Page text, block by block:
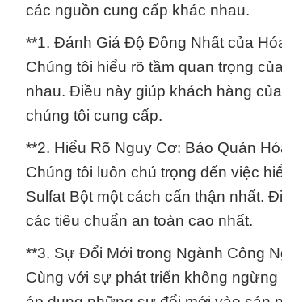
các nguồn cung cấp khác nhau.
**1. Đánh Giá Độ Đồng Nhất của
Chúng tôi hiểu rõ tầm quan trọng
nhau. Điều này giúp khách hàng
chúng tôi cung cấp.
**2. Hiểu Rõ Nguy Cơ: Bảo Quản
Chúng tôi luôn chú trọng đến việc
Sulfat Bột một cách cẩn thận nhất.
các tiêu chuẩn an toàn cao nhất.
**3. Sự Đổi Mới trong Ngành Công
Cùng với sự phát triển không